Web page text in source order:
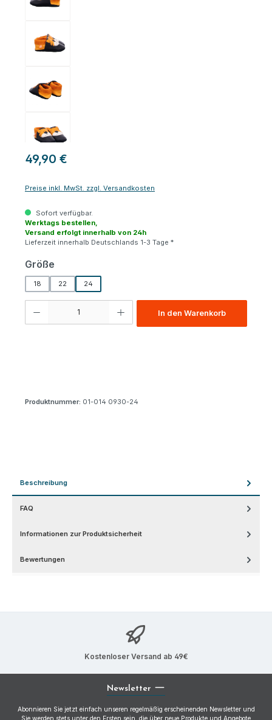
49,90 €
Preise inkl. MwSt. zzgl. Versandkosten
Sofort verfügbar.
Werktags bestellen,
Versand erfolgt innerhalb von 24h
Lieferzeit innerhalb Deutschlands 1-3 Tage *
Größe
18 22 24
Produkt Anzahl: Gib den gewünschten Wert ein oder benutze die
In den Warenkorb
Produktnummer: 01-014 0930-24
Beschreibung
FAQ
Informationen zur Produktsicherheit
Bewertungen
Kostenloser Versand ab 49€
Newsletter
Abonnieren Sie jetzt einfach unseren regelmäßig erscheinenden Newsletter und
Sie werden stets unter den Ersten sein, die über neue Produkte und Angebote